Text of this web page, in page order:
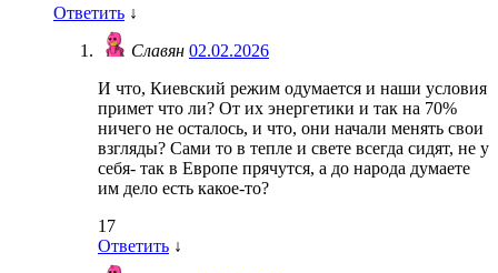
Ответить ↓
Славян 02.02.2026
И что, Киевский режим одумается и наши условия
примет что ли? От их энергетики и так на 70%
ничего не осталось, и что, они начали менять свои
взгляды? Сами то в тепле и свете всегда сидят, не у
себя- так в Европе прячутся, а до народа думаете
им дело есть какое-то?
17
Ответить ↓